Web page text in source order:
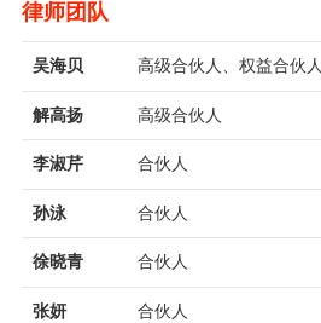
律师团队
吴海贝 高级合伙人、权益合伙人
解高扬 高级合伙人
李淑芹 合伙人
孙泳 合伙人
徐晓青 合伙人
张妍 合伙人